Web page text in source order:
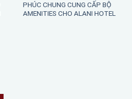
PHÚC CHUNG CUNG CẤP BỘ
AMENITIES CHO ALANI HOTEL